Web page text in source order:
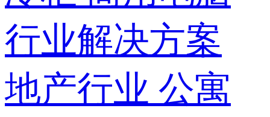
行业解决方案
地产行业 公寓